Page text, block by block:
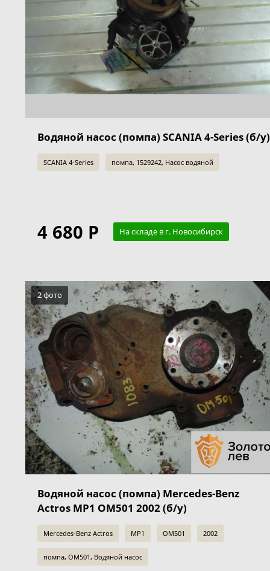
Водяной насос (помпа) SCANIA 4-Series (б/у)
SCANIA 4-Series помпа, 1529242, Насос водяной
4 680 Р На складе в г. Новосибирск
2 фото
Водяной насос (помпа) Mercedes-Benz
Actros MP1 OM501 2002 (б/у)
Mercedes-Benz Actros MP1 OM501 2002
помпа, OM501, Водяной насос